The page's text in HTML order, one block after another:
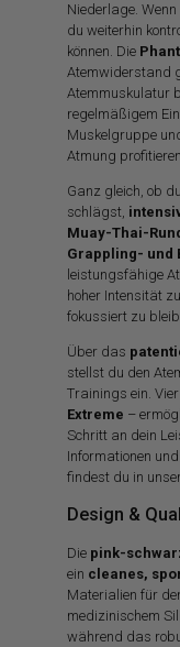
Niederlage.
du weiterhin
können. Die
Atemwiderstand
Atemmuskulatur
regelmäßigem
Muskelgruppe
Atmung
Ganz gleich, ob du
schlägst,
Muay-Thai-
Grappling- und
leistungsfähige
hoher Intensität
fokussiert zu
Über das
stellst du den
Trainings ein.
Extreme –
Schritt an dein
Informationen
findest du in
Design &
Die pink-
ein cleanes,
Materialien für
medizinischem
während das